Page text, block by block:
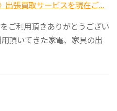
出張買取サービスを現在ご...
ご利用頂きありがとうござい
用頂いてきた家電、家具の出